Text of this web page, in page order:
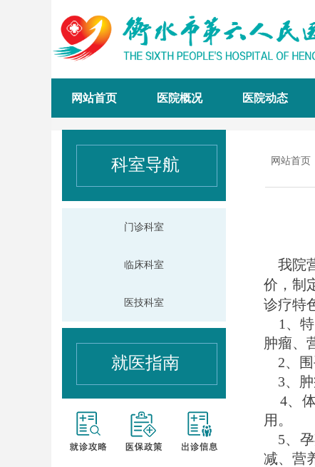
网站首页 医院概况 医院动态
网站首页
我院
价，制
诊疗特
1、特
肿瘤、
2、围
3、肿
4、体
用。
5、孕
减、营
科室导航
门诊科室
临床科室
医技科室
就医指南